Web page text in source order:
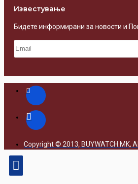
Известувањe
Бидете информирани за новости и
Copyright © 2013, BUYWATCH.MK,